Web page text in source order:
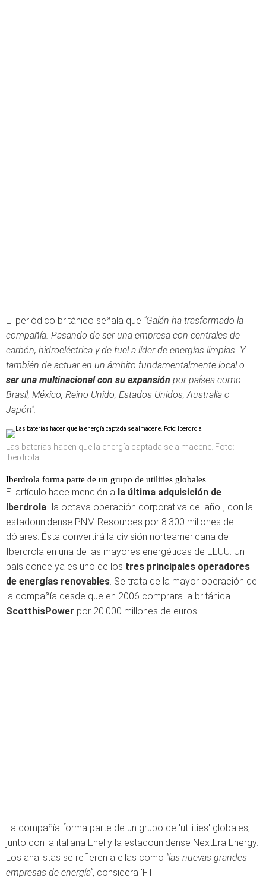
El periódico británico señala que "Galán ha trasformado la
compañía. Pasando de ser una empresa con centrales de
carbón, hidroeléctrica y de fuel a líder de energías limpias. Y
también de actuar en un ámbito fundamentalmente local o
ser una multinacional con su expansión por países como
Brasil, México, Reino Unido, Estados Unidos, Australia o
Japón".
Las baterías hacen que la energía captada se almacene. Foto:
Iberdrola
Iberdrola forma parte de un grupo de utilities globales
El artículo hace mención a la última adquisición de
Iberdrola -la octava operación corporativa del año-, con la
estadounidense PNM Resources por 8.300 millones de
dólares. Ésta convertirá la división norteamericana de
Iberdrola en una de las mayores energéticas de EEUU. Un
país donde ya es uno de los tres principales operadores
de energías renovables. Se trata de la mayor operación de
la compañía desde que en 2006 comprara la británica
ScotthisPower por 20.000 millones de euros.
La compañía forma parte de un grupo de 'utilities' globales,
junto con la italiana Enel y la estadounidense NextEra Energy.
Los analistas se refieren a ellas como "las nuevas grandes
empresas de energía", considera 'FT'.